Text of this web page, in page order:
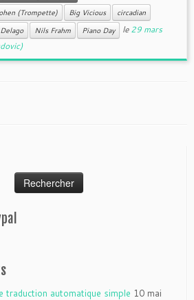
(Trompette) Big Vicious
circadian
Nils Frahm Piano Day le29 mars
traduction automatique simple 10 mai